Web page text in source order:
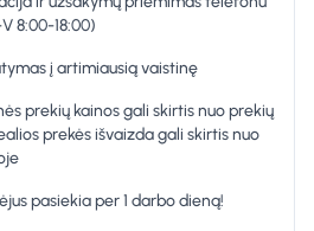
8:00-18:00)
į artimiausią vaistinę
prekių kainos gali skirtis nuo prekių
prekės išvaizda gali skirtis nuo
pasiekia per 1 darbo dieną!